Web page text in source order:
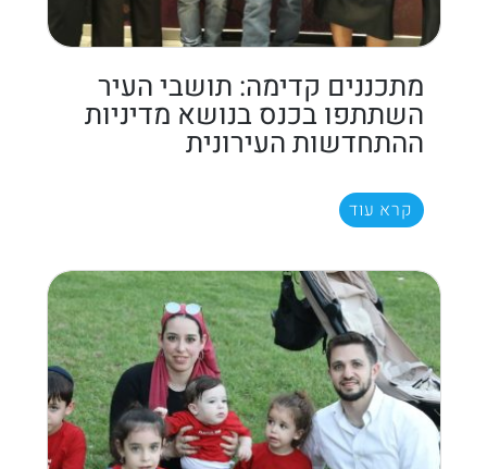
מתכננים קדימה: תושבי העיר
השתתפו בכנס בנושא מדיניות
ההתחדשות העירונית
קרא עוד